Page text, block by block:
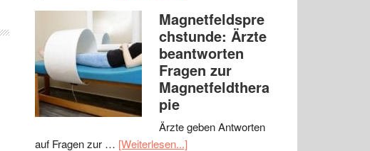
Magnetfeldspre
chstunde: Ärzte
beantworten
Fragen zur
Magnetfeldthera
pie
Ärzte geben Antworten
auf Fragen zur … [Weiterlesen...]